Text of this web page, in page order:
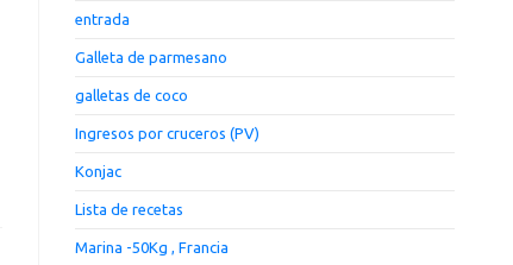
entrada
Galleta de parmesano
galletas de coco
Ingresos por cruceros (PV)
Konjac
Lista de recetas
Marina -50Kg , Francia